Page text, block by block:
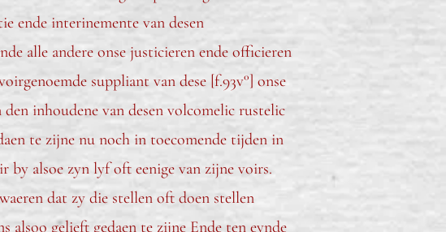
ende interinemente van desen
alle andere onse justicieren ende officieren
suppliant van dese [f.93v°] onse
inhoudene van desen volcomelic rustelic
te zijne nu noch in toecomende tijden in
by alsoe zyn lyf oft eenige van zijne voirs.
dat zy die stellen oft doen stellen
alsoo gelieft gedaen te zijne Ende ten eynde